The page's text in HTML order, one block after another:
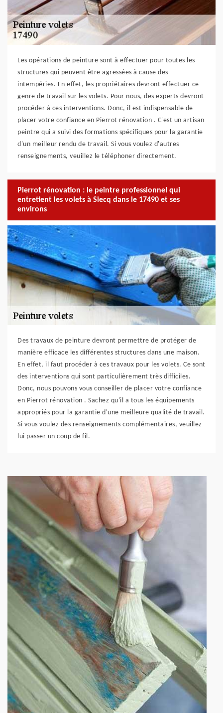
Les opérations de peinture sont à effectuer pour toutes les
structures qui peuvent être agressées à cause des
intempéries. En effet, les propriétaires devront effectuer ce
genre de travail sur les volets. Pour nous, des experts devront
procéder à ces interventions. Donc, il est indispensable de
placer votre confiance en Pierrot rénovation . C'est un artisan
peintre qui a suivi des formations spécifiques pour la garantie
d'un meilleur rendu de travail. Si vous voulez d'autres
renseignements, veuillez le téléphoner directement.
Pierrot rénovation : le peintre professionnel qui
entretient les volets à Siecq dans le 17490 et ses
environs
Des travaux de peinture devront permettre de protéger de
manière efficace les différentes structures dans une maison.
En effet, il faut procéder à ces travaux pour les volets. Ce sont
des interventions qui sont particulièrement très difficiles.
Donc, nous pouvons vous conseiller de placer votre confiance
en Pierrot rénovation . Sachez qu'il a tous les équipements
appropriés pour la garantie d'une meilleure qualité de travail.
Si vous voulez des renseignements complémentaires, veuillez
lui passer un coup de fil.